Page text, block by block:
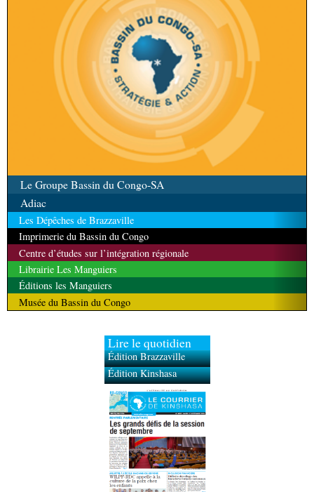
Le Groupe Bassin du Congo-SA
Adiac
Les Dépêches de Brazzaville
Imprimerie du Bassin du Congo
Centre d’études sur l’intégration régionale
Librairie Les Manguiers
Éditions les Manguiers
Musée du Bassin du Congo
Lire le quotidien
Édition Brazzaville
Édition Kinshasa